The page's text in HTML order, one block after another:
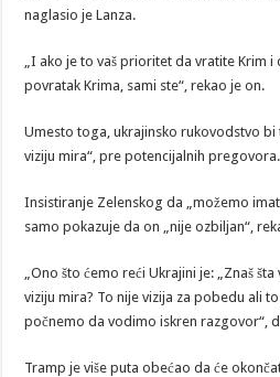
naglasio je Lanza.
„I ako je to vaš prioritet da vratite Krim
povratak Krima, sami ste“, rekao je on.
Umesto toga, ukrajinsko rukovodstvo bi
viziju mira“, pre potencijalnih pregovora.
Insistiranje Zelenskog da „možemo
samo pokazuje da on „nije ozbiljan“,
„Ono što ćemo reći Ukrajini je: „Znaš
viziju mira? To nije vizija za pobedu ali
počnemo da vodimo iskren razgovor“,
Tramp je više puta obećao da će